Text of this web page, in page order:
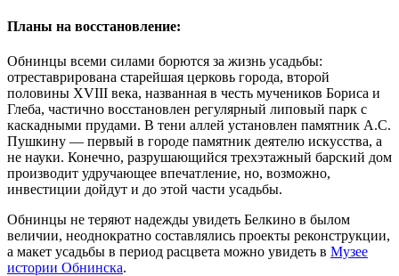
Планы на восстановление:
Обнинцы всеми силами борются за жизнь усадьбы:
отреставрирована старейшая церковь города, второй
половины XVIII века, названная в честь мучеников Бориса и
Глеба, частично восстановлен регулярный липовый парк с
каскадными прудами. В тени аллей установлен памятник А.С.
Пушкину — первый в городе памятник деятелю искусства, а
не науки. Конечно, разрушающийся трехэтажный барский дом
производит удручающее впечатление, но, возможно,
инвестиции дойдут и до этой части усадьбы.
Обнинцы не теряют надежды увидеть Белкино в былом
величии, неоднократно составлялись проекты реконструкции,
а макет усадьбы в период расцвета можно увидеть в Музее
истории Обнинска.